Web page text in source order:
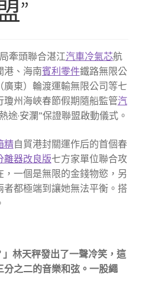
”
牽頭聯合湛江汽車冷氣芯航
港、海南賓利零件鐵路無限公
東）輪渡運輸無限公司等七
州海峽春節假期隨船監管汽
途·安瀾”保證聯盟啟動儀式。
精自貿港封關運作后的首個春
離器改良版七方家單位聯合攻
一個是無限的金錢物慾，另
都極端到讓她無法平衡。搭
林天秤發出了一聲冷笑，這
之二的音樂和弦。一股繩